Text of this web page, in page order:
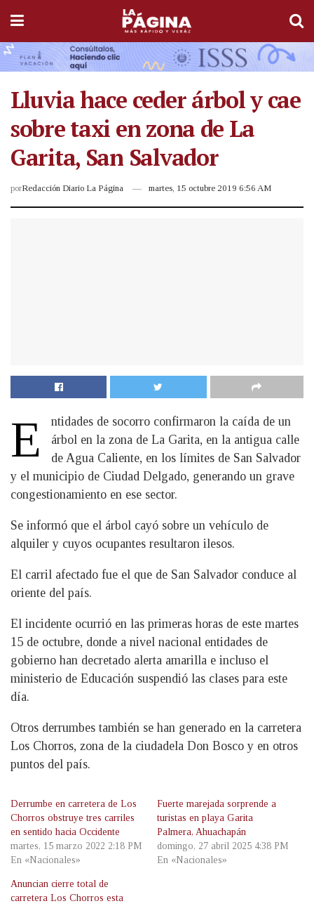
Lluvia hace ceder árbol y cae
sobre taxi en zona de La
Garita, San Salvador
porRedacción Diario La Página martes, 15 octubre 2019 6:56 AM
E
ntidades de socorro confirmaron la caída de un
árbol en la zona de La Garita, en la antigua calle
de Agua Caliente, en los límites de San Salvador
y el municipio de Ciudad Delgado, generando un grave
congestionamiento en ese sector.
Se informó que el árbol cayó sobre un vehículo de
alquiler y cuyos ocupantes resultaron ilesos.
El carril afectado fue el que de San Salvador conduce al
oriente del país.
El incidente ocurrió en las primeras horas de este martes
15 de octubre, donde a nivel nacional entidades de
gobierno han decretado alerta amarilla e incluso el
ministerio de Educación suspendió las clases para este
día.
Otros derrumbes también se han generado en la carretera
Los Chorros, zona de la ciudadela Don Bosco y en otros
puntos del país.
Derrumbe en carretera de Los
Chorros obstruye tres carriles
en sentido hacia Occidente
martes, 15 marzo 2022 2:18 PM
En «Nacionales»
Fuerte marejada sorprende a
turistas en playa Garita
Palmera, Ahuachapán
domingo, 27 abril 2025 4:38 PM
En «Nacionales»
Anuncian cierre total de
carretera Los Chorros esta